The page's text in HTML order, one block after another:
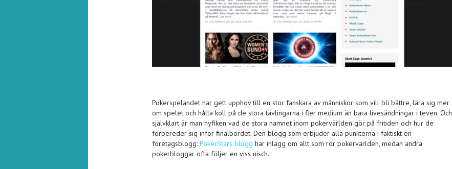
Pokerspelandet har gett upphov till en stor fanskara av människor som vill bli bättre, lära sig mer
om spelet och hålla koll på de stora tävlingarna i fler medium än bara livesändningar i teven. Och
självklart är man nyfiken vad de stora namnet inom pokervärlden gör på fritiden och hur de
förbereder sig inför finalbordet. Den blogg som erbjuder alla punkterna i faktiskt en
företagsblogg: PokerStars blogg har inlägg om allt som rör pokervärlden, medan andra
pokerbloggar ofta följer en viss nisch.